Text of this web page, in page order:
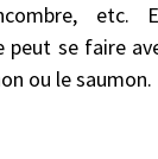
etc.
peut se faire
ou le saumon.